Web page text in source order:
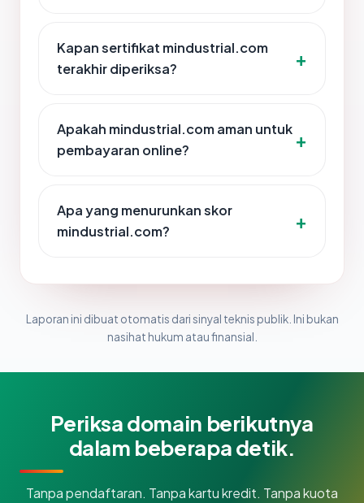
Kapan sertifikat mindustrial.com
terakhir diperiksa?
Apakah mindustrial.com aman untuk
pembayaran online?
Apa yang menurunkan skor
mindustrial.com?
Laporan ini dibuat otomatis dari sinyal teknis publik. Ini bukan
nasihat hukum atau finansial.
Periksa domain berikutnya
dalam beberapa detik.
Tanpa pendaftaran. Tanpa kartu kredit. Tanpa kuota